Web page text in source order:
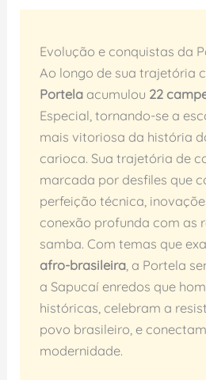
Evolução e conquistas da
Ao longo de sua trajetória
Portelaacumulou 22
Especial, tornando-se a
mais vitoriosa da história
carioca. Sua trajetória de
marcada por desfiles que
perfeição técnica,
conexão profunda com as
samba. Com temas que
afro-brasileira, a Portela
a Sapucaí enredos que
históricas, celebram a
povo brasileiro, e
modernidade.